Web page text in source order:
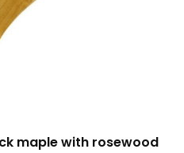
maple with rosewood